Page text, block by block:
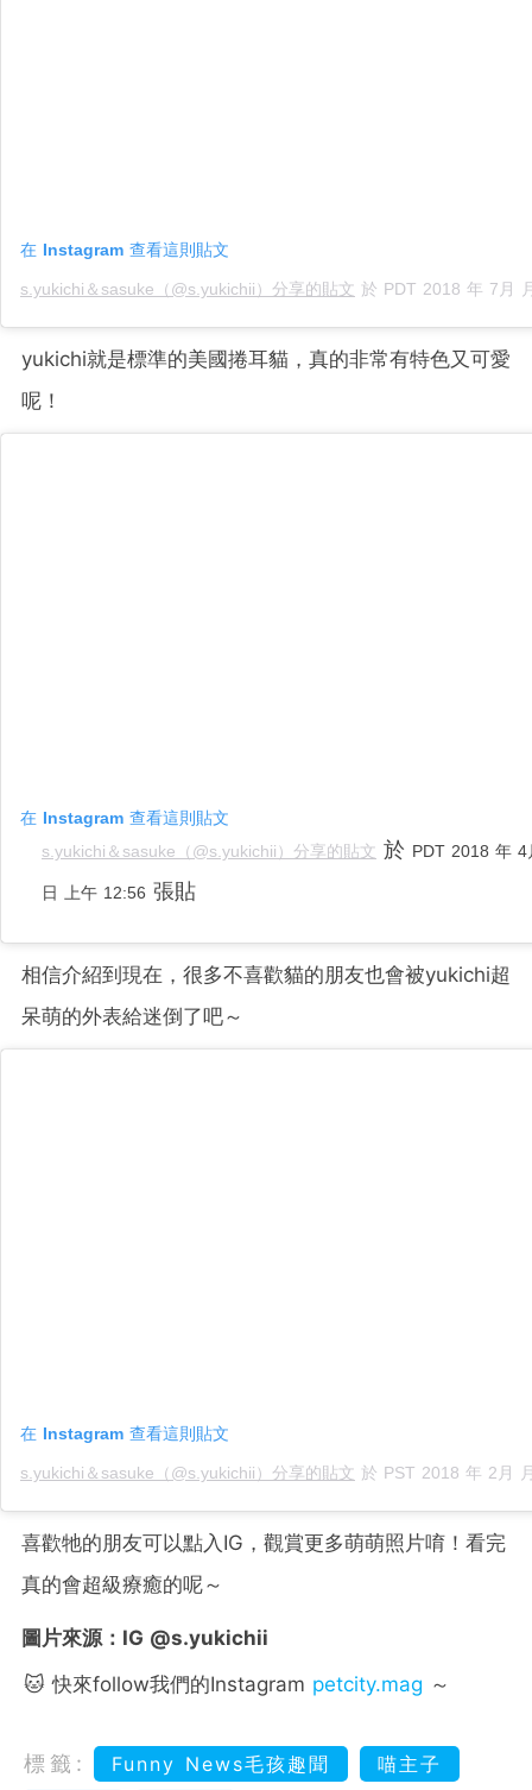
在 Instagram 查看這則貼文
s.yukichi＆sasuke（@s.yukichii）分享的貼文 於 PDT 2018 年 7月 月 9
yukichi就是標準的美國捲耳貓，真的非常有特色又可愛
呢！
在 Instagram 查看這則貼文
s.yukichi＆sasuke（@s.yukichii）分享的貼文 於 PDT 2018 年 4
日 上午 12:56 張貼
相信介紹到現在，很多不喜歡貓的朋友也會被yukichi超
呆萌的外表給迷倒了吧～
在 Instagram 查看這則貼文
s.yukichi＆sasuke（@s.yukichii）分享的貼文 於 PST 2018 年 2月 月 23
喜歡牠的朋友可以點入IG，觀賞更多萌萌照片唷！看完
真的會超級療癒的呢～
圖片來源：IG @s.yukichii
🐱 快來follow我們的Instagram petcity.mag ～
標籤: Funny News毛孩趣聞
喵主子